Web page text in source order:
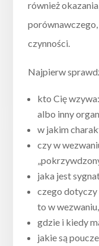
również
czynności.
Najpierw
kto Cię
albo inny organ,
w jakim
czy w
jaka jest
czego dotyczy
to w wezwaniu,
gdzie i kiedy
jakie są